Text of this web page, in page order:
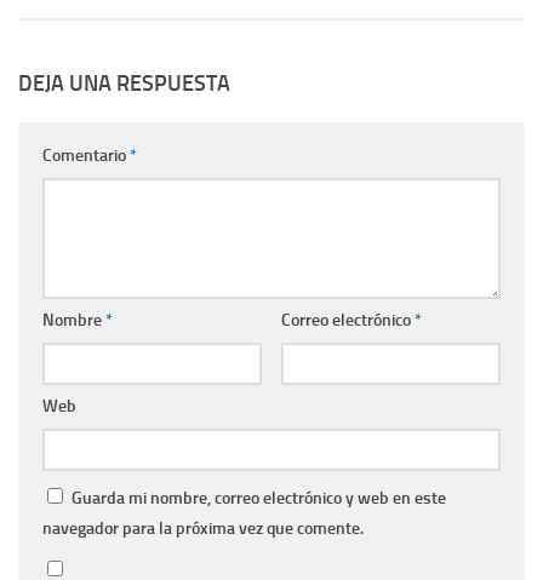
DEJA UNA RESPUESTA
Comentario*
Nombre* Correo electrónico*
Web
Guarda mi nombre, correo electrónico y web en este
navegador para la próxima vez que comente.